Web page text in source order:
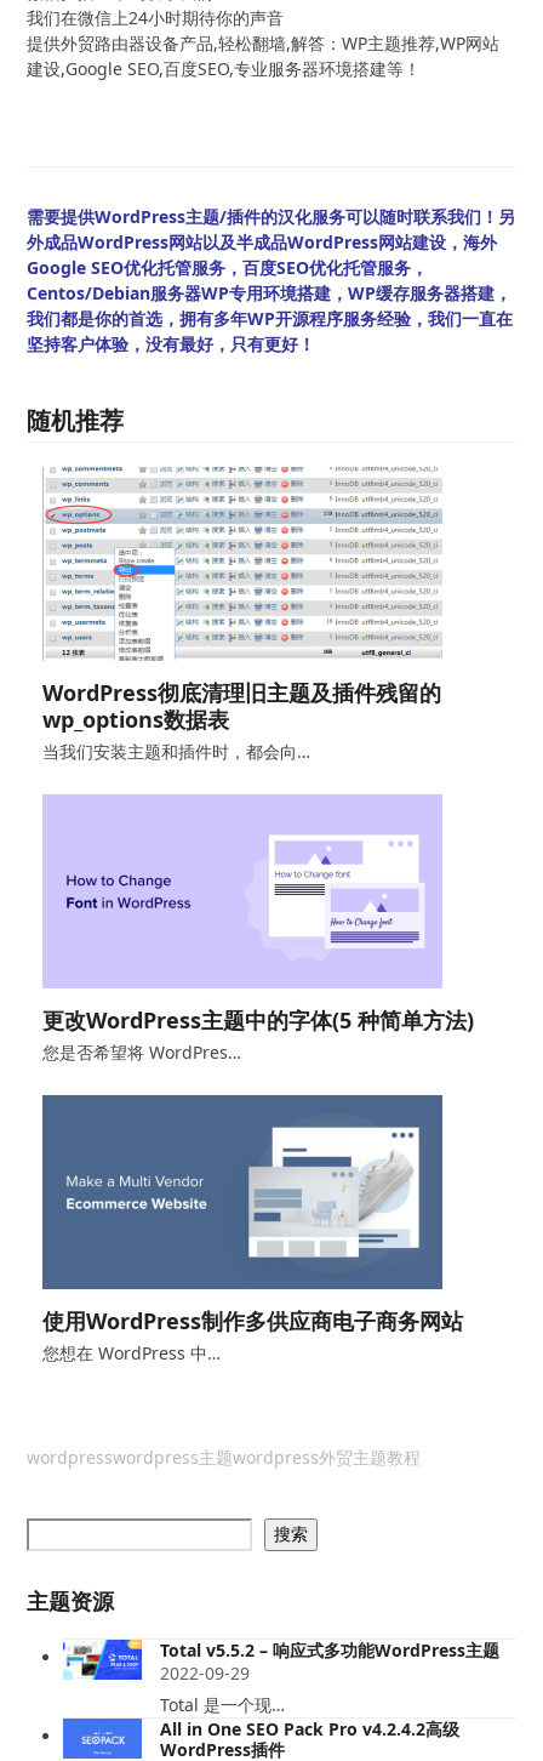
我们在微信上24小时期待你的声音
提供外贸路由器设备产品,轻松翻墙,解答：WP主题推荐,WP网站
建设,Google SEO,百度SEO,专业服务器环境搭建等！
需要提供WordPress主题/插件的汉化服务可以随时联系我们！另
外成品WordPress网站以及半成品WordPress网站建设，海外
Google SEO优化托管服务，百度SEO优化托管服务，
Centos/Debian服务器WP专用环境搭建，WP缓存服务器搭建，
我们都是你的首选，拥有多年WP开源程序服务经验，我们一直在
坚持客户体验，没有最好，只有更好！
随机推荐
WordPress彻底清理旧主题及插件残留的
wp_options数据表
当我们安装主题和插件时，都会向…
更改WordPress主题中的字体(5 种简单方法)
您是否希望将 WordPres…
使用WordPress制作多供应商电子商务网站
您想在 WordPress 中…
wordpresswordpress主题wordpress外贸主题教程
搜索
主题资源
Total v5.5.2 – 响应式多功能WordPress主题
2022-09-29
Total 是一个现…
All in One SEO Pack Pro v4.2.4.2高级
WordPress插件